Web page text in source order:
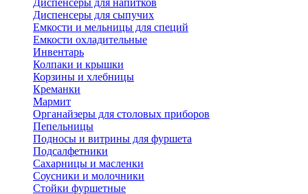
Диспенсеры для сыпучих
Емкости и мельницы для специй
Емкости охладительные
Инвентарь
Колпаки и крышки
Корзины и хлебницы
Креманки
Мармит
Органайзеры для столовых приборов
Пепельницы
Подносы и витрины для фуршета
Подсалфетники
Сахарницы и масленки
Соусники и молочники
Стойки фуршетные